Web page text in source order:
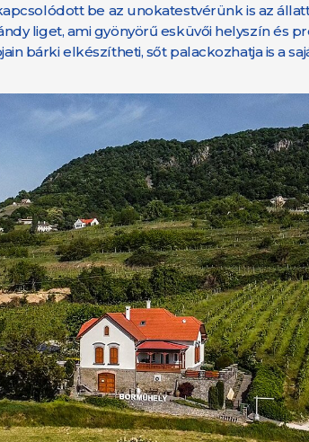
be az unokatestvérünk is az
liget, ami gyönyörű esküvői helyszín és
bárki elkészítheti, sőt palackozhatja is a